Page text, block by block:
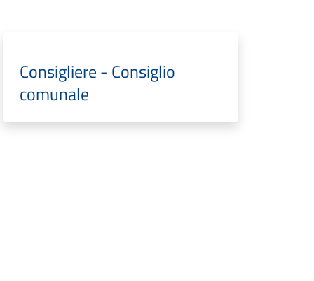
Consigliere - Consiglio
comunale